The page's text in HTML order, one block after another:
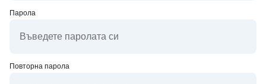
Парола
Повторна парола